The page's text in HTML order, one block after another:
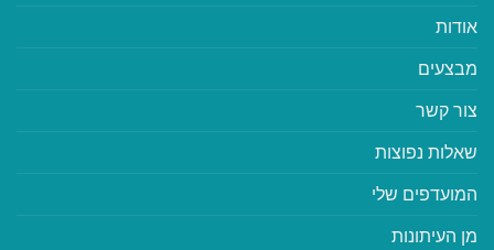
אודות
מבצעים
צור קשר
שאלות נפוצות
המועדפים שלי
מן העיתונות